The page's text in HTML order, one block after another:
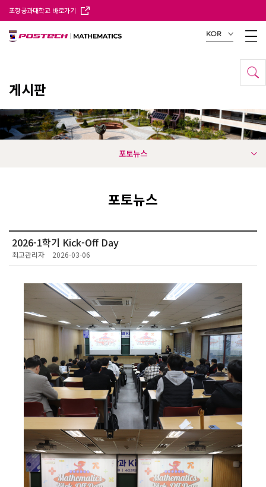
포항공과대학교 바로가기
KOR
게시판
포토뉴스
포토뉴스
2026-1학기 Kick-Off Day
최고관리자 2026-03-06